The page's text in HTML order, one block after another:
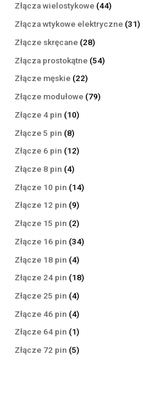
Złącza wielostykowe 4444
produkty
Złącza wtykowe elektryczne 3131
Złącze skręcane 2828
produktów
Złącza prostokątne 5454
Złącze męskie 2222
produkty
Złącze modułowe 7979
Złącze 4 pin 1010
Złącze 5 pin 88
produktów
Złącze 6 pin 1212
Złącze 8 pin 44
produkty
Złącze 10 pin 1414
Złącze 12 pin 99
produktów
Złącze 15 pin 22
produkty
Złącze 16 pin 3434
Złącze 18 pin 44
produkty
Złącze 24 pin 1818
Złącze 25 pin 44
produkty
Złącze 46 pin 44
produkty
Złącze 64 pin 11
produkt
Złącze 72 pin 55